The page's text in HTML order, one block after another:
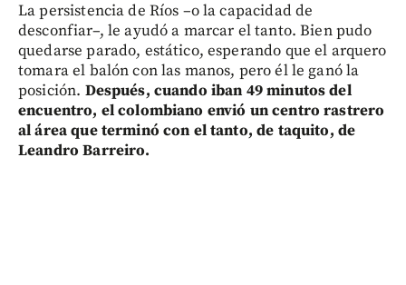
La persistencia de Ríos –o la capacidad de
desconfiar–, le ayudó a marcar el tanto. Bien pudo
quedarse parado, estático, esperando que el arquero
tomara el balón con las manos, pero él le ganó la
posición. Después, cuando iban 49 minutos del
encuentro, el colombiano envió un centro rastrero
al área que terminó con el tanto, de taquito, de
Leandro Barreiro.